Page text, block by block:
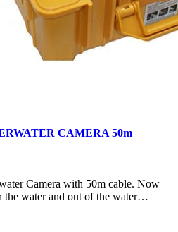
CAMERA 50m
€.
Camera with 50m cable. Now
the water and out of the water…